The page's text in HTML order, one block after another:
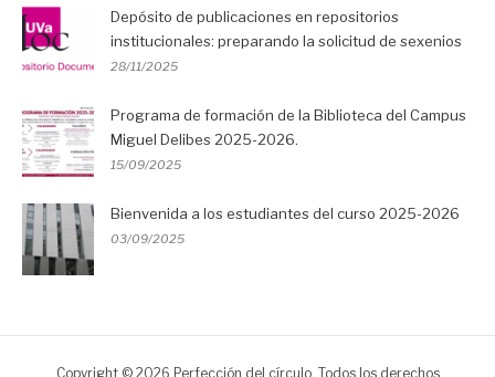
Depósito de publicaciones en repositorios
institucionales: preparando la solicitud de sexenios
28/11/2025
Programa de formación de la Biblioteca del Campus
Miguel Delibes 2025-2026.
15/09/2025
Bienvenida a los estudiantes del curso 2025-2026
03/09/2025
Copyright © 2026 Perfección del círculo. Todos los derechos